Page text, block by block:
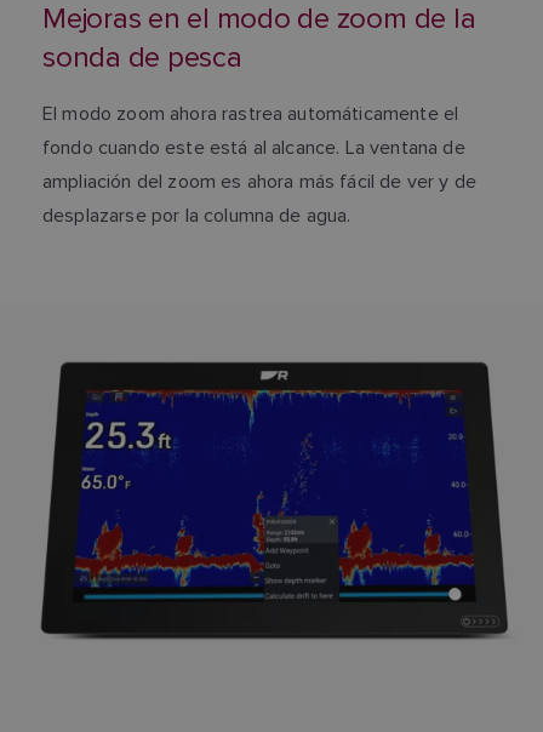
Mejoras en el modo de zoom de la
sonda de pesca
El modo zoom ahora rastrea automáticamente el
fondo cuando este está al alcance. La ventana de
ampliación del zoom es ahora más fácil de ver y de
desplazarse por la columna de agua.